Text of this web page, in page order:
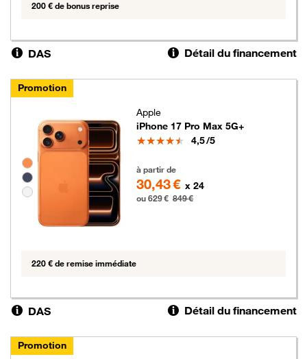
200 € de bonus reprise
DAS Détail du financement
Promotion
Groupe de couleurs disponibles non sélectionnables
Apple
iPhone 17 Pro Max 5G+
Note
4,5/5
à partir de
30,43 € x 24
ou 629 € 849 €
220 € de remise immédiate
DAS Détail du financement
Promotion